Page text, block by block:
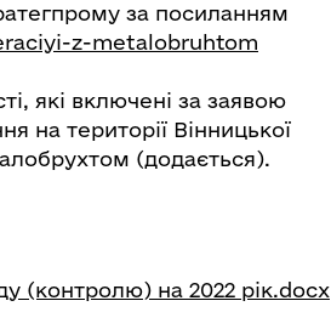
за посиланням
z-metalobruhtom
які включені за заявою
на території Вінницької
(додається).
(контролю) на 2022 рік.docx